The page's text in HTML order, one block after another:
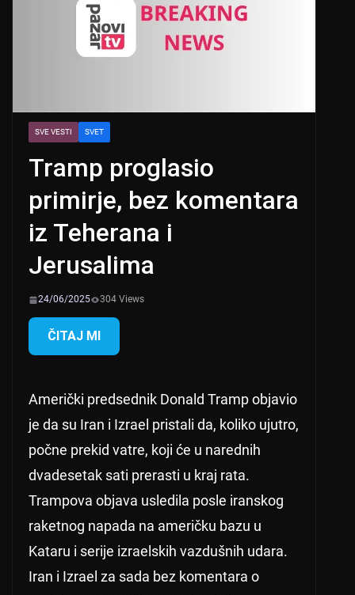
SVE VESTI SVET
Tramp proglasio
primirje, bez komentara
iz Teherana i
Jerusalima
24/06/2025 304 Views
ČITAJ MI
Američki predsednik Donald Tramp objavio
je da su Iran i Izrael pristali da, koliko ujutro,
počne prekid vatre, koji će u narednih
dvadesetak sati prerasti u kraj rata.
Trampova objava usledila posle iranskog
raketnog napada na američku bazu u
Kataru i serije izraelskih vazdušnih udara.
Iran i Izrael za sada bez komentara o